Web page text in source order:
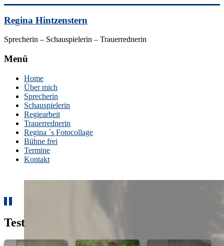
to
content
Regina Hintzenstern
Sprecherin – Schauspielerin – Trauerrednerin
Menü
Home
Über mich
Sprecherin
Schauspielerin
Regiearbeit
Trauerrednerin
Regina ´s Fotocollage
Bühne frei
Termine
Kontakt
Test